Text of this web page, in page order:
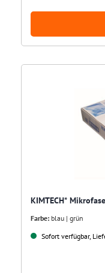
KIMTECH*
Farbe: blau | grün
Sofort verfügbar,